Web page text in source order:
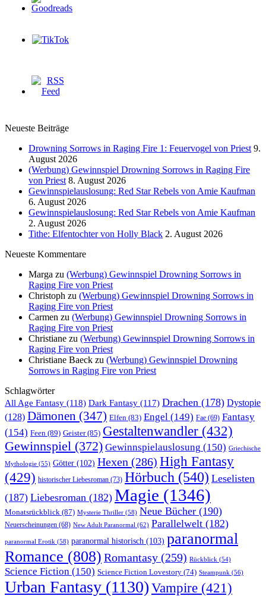
Neueste Beiträge
Drowning Sorrows in Raging Fire 1: Feuervogel von Priest 9.
August 2026
(Werbung) Gewinnspiel Drowning Sorrows in Raging Fire
von Priest 8. August 2026
Gewinnspielauslosung: Red Star Rebels von Amie Kaufman
6. August 2026
Gewinnspielauslosung: Red Star Rebels von Amie Kaufman
2. August 2026
Tithe: Elfentochter von Holly Black 2. August 2026
Neueste Kommentare
Marga zu (Werbung) Gewinnspiel Drowning Sorrows in
Raging Fire von Priest
Christoph zu (Werbung) Gewinnspiel Drowning Sorrows in
Raging Fire von Priest
Carmen zu (Werbung) Gewinnspiel Drowning Sorrows in
Raging Fire von Priest
Christiane zu (Werbung) Gewinnspiel Drowning Sorrows in
Raging Fire von Priest
Christiane Baeck zu (Werbung) Gewinnspiel Drowning
Sorrows in Raging Fire von Priest
Schlagwörter
All Age Fantasy (118) Dark Fantasy (117) Drachen (178) Dystopie
(128) Dämonen (347) Elfen (83) Engel (149) Fae (69) Fantasy
(154) Feen (89) Geister(85) Gestaltenwandler (432)
Gewinnspiel (372) Gewinnspielauslosung (150) Griechische
Mythologie (55) Götter (102) Hexen (286) High Fantasy
(429) historischer Liebesroman (73) Hörbuch (540) Leselisten
(187) Liebesroman (182) Magie (1346)
Monatsrückblick (87) Mysterie Thriller (58) Neue Bücher (190)
Neuerscheinungen (68) New Adult Paranormal (62) Parallelwelt (182)
paranormal Erotik (58) paranormal historisch (103) paranormal
Romance (808) Romantasy (259) Rückblick (54)
Science Fiction (150) Science Fiction Lovestory (74) Steampunk (56)
Urban Fantasy (1130) Vampire (421)